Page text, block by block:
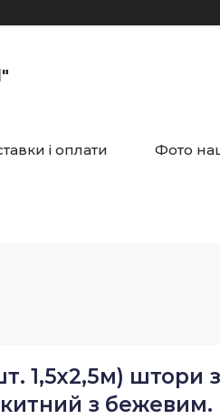
і оплати Фото
1,5х2,5м) штори
з бежевим.